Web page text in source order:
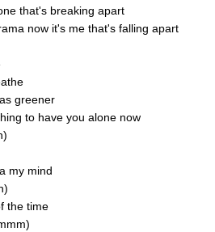
that's breaking apart
now it's me that's falling apart
greener
to have you alone now
)
my mind
)
the time
)